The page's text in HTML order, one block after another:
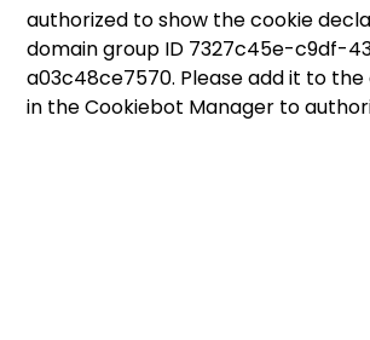
authorized to show the cookie
domain group ID 7327c45e-c9df-
a03c48ce7570. Please add it to
in the Cookiebot Manager to